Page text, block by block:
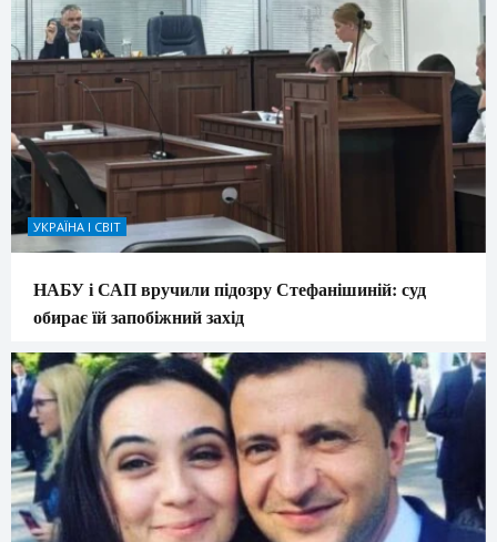
УКРАЇНА І СВІТ
НАБУ і САП вручили підозру Стефанішиній: суд
обирає їй запобіжний захід